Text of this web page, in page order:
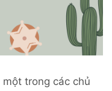
một trong các chủ